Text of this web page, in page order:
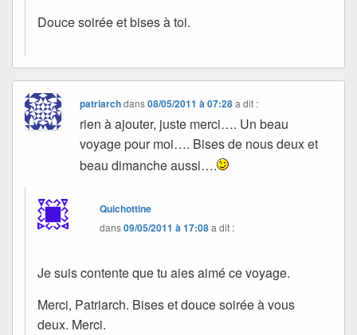
Douce soirée et bises à toi.
patriarchdans08/05/2011 à 07:28 a dit :
rien à ajouter, juste merci…. Un beau
voyage pour moi…. Bises de nous deux et
beau dimanche aussi….
Quichottine
dans09/05/2011 à 17:08a dit :
Je suis contente que tu aies aimé ce voyage.
Merci, Patriarch. Bises et douce soirée à vous
deux. Merci.